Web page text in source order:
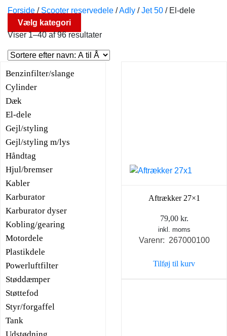
Forside / Scooter reservedele /Adly / Jet 50 /El-dele
Vælg kategori
Viser 1–40 af 96 resultater
Benzinfilter/slange
Cylinder
Dæk
El-dele
Gejl/styling
Gejl/styling m/lys
Håndtag
Hjul/bremser
Kabler
Karburator
Karburator dyser
Kobling/gearing
Motordele
Plastikdele
Powerluftfilter
Støddæmper
Støttefod
Styr/forgaffel
Tank
Udstødning
Aftrækker 27×1
79,00 kr.
inkl. moms
Varenr: 267000100
Tilføj til kurv